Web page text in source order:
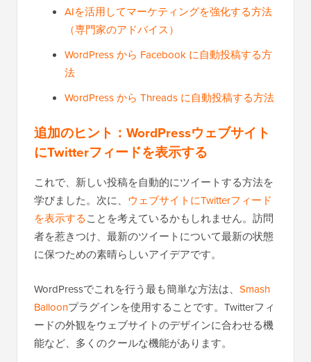
AIを活用してマーケティングを強化する方法
（専門家のアドバイス）
WordPress から Facebook に自動投稿する方
法
WordPress から Threads に自動投稿する方法
追加のヒント：WordPressウェブサイト
にTwitterフィードを表示する
これで、新しい投稿を自動的にツイートする方法を
学びました。次に、 ウェブサイトにTwitterフィード
を表示することを考えているかもしれません。訪問
者を惹きつけ、最新のツイートについて最新の状態
に保つための素晴らしいアイデアです。
WordPressでこれを行う最も簡単な方法は、 Smash
Balloonプラグインを使用することです。Twitterフィ
ードの外観をウェブサイトのデザインに合わせる機
能など、多くのクールな機能があります。